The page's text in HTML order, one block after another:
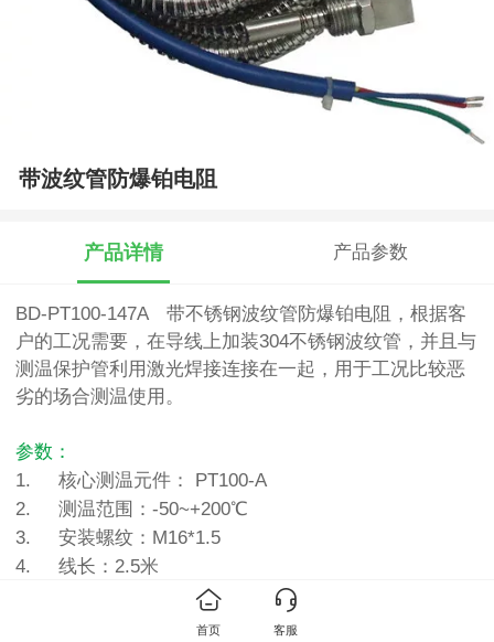
带波纹管防爆铂电阻
产品详情 产品参数
BD-PT100-147A 带不锈钢波纹管防爆铂电阻，根据客
户的工况需要，在导线上加装304不锈钢波纹管，并且与
测温保护管利用激光焊接连接在一起，用于工况比较恶
劣的场合测温使用。
参数：
1. 核心测温元件： PT100-A
2. 测温范围：-50~+200℃
3. 安装螺纹：M16*1.5
4. 线长：2.5米
首页 客服